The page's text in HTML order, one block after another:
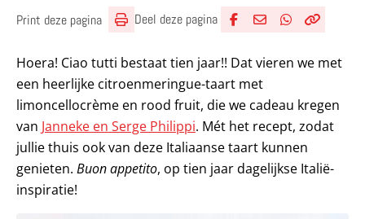
Print deze pagina Deel deze pagina
Hoera! Ciao tutti bestaat tien jaar!! Dat vieren we met
een heerlijke citroenmeringue-taart met
limoncellocrème en rood fruit, die we cadeau kregen
van Janneke en Serge Philippi. Mét het recept, zodat
jullie thuis ook van deze Italiaanse taart kunnen
genieten. Buon appetito, op tien jaar dagelijkse Italië-
inspiratie!